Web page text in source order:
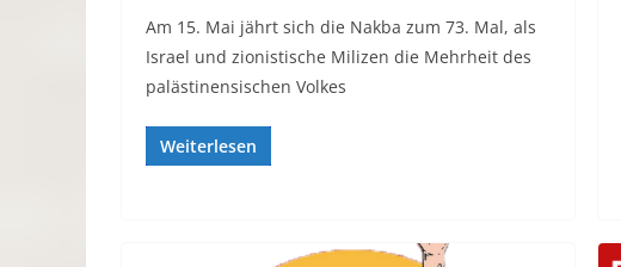
Am 15. Mai jährt sich die Nakba zum 73. Mal, als
Israel und zionistische Milizen die Mehrheit des
palästinensischen Volkes
Weiterlesen